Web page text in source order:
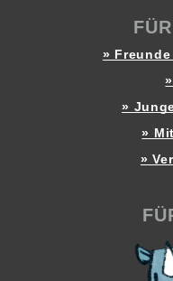
»
»
»
»